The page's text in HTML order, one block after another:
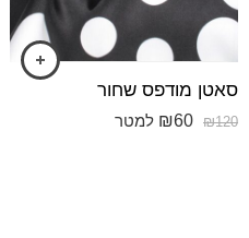
סאטן מודפס שחור
₪120
₪60 למטר